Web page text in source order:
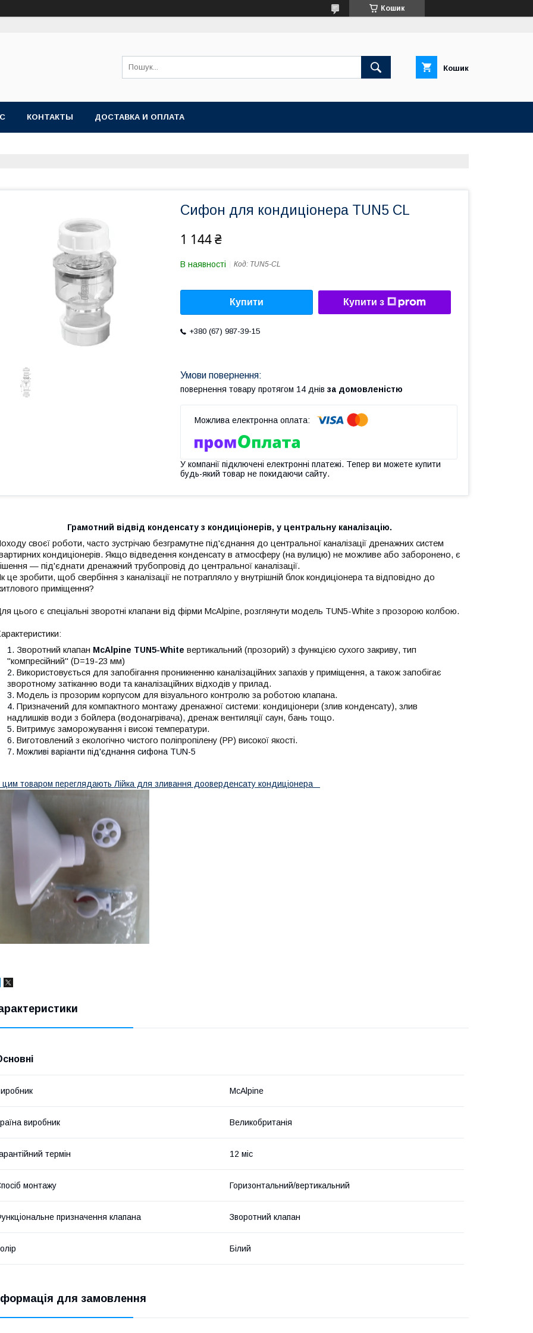
Кошик
Кошик
КОНТАКТЫ ДОСТАВКА И ОПЛАТА
Сифон для кондиціонера TUN5 CL
1 144 ₴
В наявності Код: TUN5-CL
Купити Купити з
+380 (67) 987-39-15
повернення товару протягом 14 днів за домовленістю
У компанії підключені електронні платежі. Тепер ви можете купити
будь-який товар не покидаючи сайту.
Грамотний відвід конденсату з кондиціонерів, у центральну каналізацію.
своєї роботи, часто зустрічаю безграмутне під'єднання до центральної каналізації дренажних систем
кондиціонерів. Якщо відведення конденсату в атмосферу (на вулицю) не можливе або заборонено, є
— під'єднати дренажний трубопровід до центральної каналізації.
це зробити, щоб свербіння з каналізації не потрапляло у внутрішній блок кондиціонера та відповідно до
приміщення?
цього є спеціальні зворотні клапани від фірми McAlpine, розглянути модель TUN5-White з прозорою колбою.
Зворотний клапан McAlpine TUN5-White вертикальний (прозорий) з функцією сухого закриву, тип
"компресійний" (D=19-23 мм)
Використовується для запобігання проникненню каналізаційних запахів у приміщення, а також запобігає
зворотному затіканню води та каналізаційних відходів у прилад.
Модель із прозорим корпусом для візуального контролю за роботою клапана.
Призначений для компактного монтажу дренажної системи: кондиціонери (злив конденсату), злив
надлишків води з бойлера (водонагрівача), дренаж вентиляції саун, бань тощо.
Витримує заморожування і високі температури.
Виготовлений з екологічно чистого поліпропілену (PP) високої якості.
Можливі варіанти під'єднання сифона TUN-5
цим товаром переглядають Лійка для зливання дооверденсату кондиціонера
McAlpine
виробник Великобританія
термін 12 міс
монтажу Горизонтальний/вертикальний
призначення клапана Зворотний клапан
Білий
для замовлення